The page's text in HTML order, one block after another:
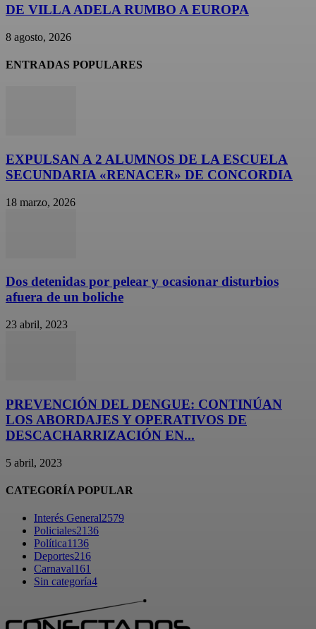
DE VILLA ADELA RUMBO A EUROPA
8 agosto, 2026
ENTRADAS POPULARES
EXPULSAN A 2 ALUMNOS DE LA ESCUELA
SECUNDARIA «RENACER» DE CONCORDIA
18 marzo, 2026
Dos detenidas por pelear y ocasionar disturbios
afuera de un boliche
23 abril, 2023
PREVENCIÓN DEL DENGUE: CONTINÚAN
LOS ABORDAJES Y OPERATIVOS DE
DESCACHARRIZACIÓN EN...
5 abril, 2023
CATEGORÍA POPULAR
Interés General2579
Policiales2136
Política1136
Deportes216
Carnaval161
Sin categoría4